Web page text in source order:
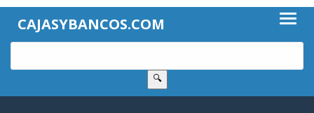
CAJASYBANCOS.COM
🔍